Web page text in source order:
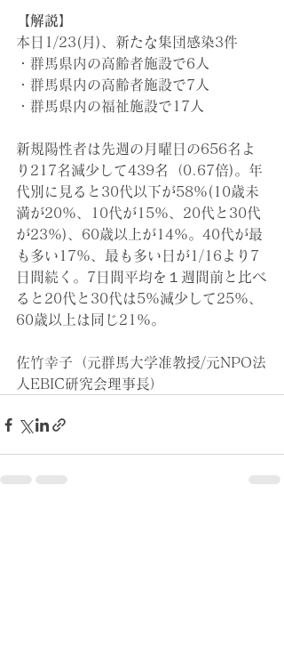
【解説】
本日1/23(月)、新たな集団感染3件
・群馬県内の高齢者施設で6人
・群馬県内の高齢者施設で7人
・群馬県内の福祉施設で17人
新規陽性者は先週の月曜日の656名よ
り217名減少して439名（0.67倍)。年
代別に見ると30代以下が58%(10歳未
満が20%、10代が15%、20代と30代
が23%)、60歳以上が14%。40代が最
も多い17%、最も多い日が1/16より7
日間続く。7日間平均を１週間前と比べ
ると20代と30代は5%減少して25%、
60歳以上は同じ21%。
佐竹幸子（元群馬大学准教授/元NPO法
人EBIC研究会理事長）